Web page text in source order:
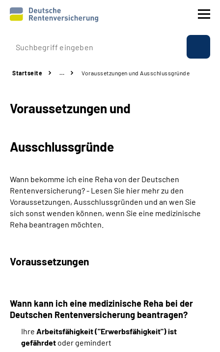
Prävention
Rente
Über uns & Presse
Online-Services
Startseite … Voraussetzungen und Ausschlussgründe
Voraussetzungen und
Ausschlussgründe
Wann bekomme ich eine Reha von der Deutschen
Rentenversicherung? - Lesen Sie hier mehr zu den
Voraussetzungen, Ausschlussgründen und an wen Sie
sich sonst wenden können, wenn Sie eine medizinische
Reha beantragen möchten.
Voraussetzungen
Wann kann ich eine medizinische Reha bei der
Deutschen Rentenversicherung beantragen?
Ihre Arbeitsfähigkeit ("Erwerbsfähigkeit") ist
gefährdet oder gemindert